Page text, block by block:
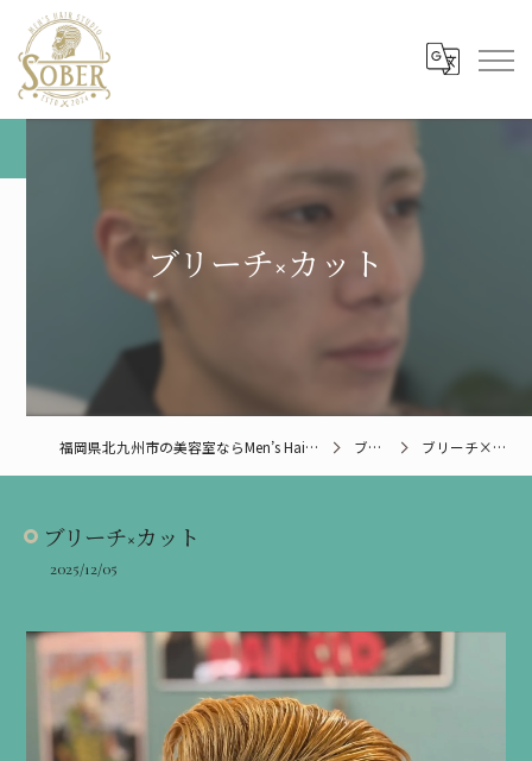
ブリーチ×カット
福岡県北九州市の美容室ならMen’s Hair Studio SOBER ブログ ブリーチ×カット
ブリーチ×カット
2025/12/05